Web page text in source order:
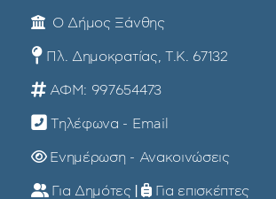
Ο Δήμος Ξάνθης
Πλ. Δημοκρατίας, Τ.Κ. 67132
ΑΦΜ: 997654473
Τηλέφωνα - Email
Ενημέρωση - Ανακοινώσεις
Για Δημότες | Για επισκέπτες